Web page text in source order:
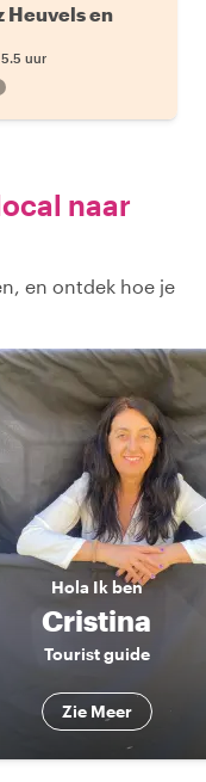
Heuvels en
5.5 uur
naar
en ontdek hoe je
Hola Ik ben
Cristina
Tourist guide
Zie Meer